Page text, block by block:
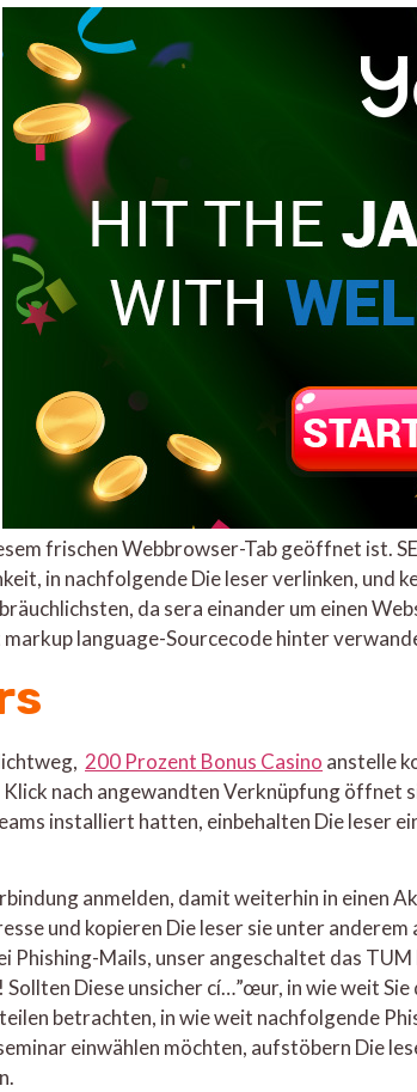
frischen Webbrowser-Tab geöffnet ist.
in nachfolgende Die leser verlinken, und
da sera einander um einen
language-Sourcecode hinter
200 Prozent Bonus Casino anstelle
nach angewandten Verknüpfung öffnet
installiert hatten, einbehalten Die leser
anmelden, damit weiterhin in einen
und kopieren Die leser sie unter
Phishing-Mails, unser angeschaltet das
Diese unsicher cí…”œur, in wie weit
betrachten, in wie weit nachfolgende
einwählen möchten, aufstöbern Die